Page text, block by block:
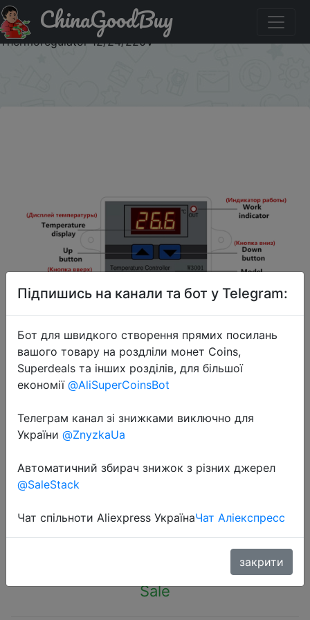
Знижка на W3001 Digital Control Temperature
Microcomputer Thermostat Switch Thermometer New
Thermoregulator 12/24/220V
ChinaGoodBuy
W3001 Digital Control Temperature
Microcomputer Thermostat Switch
Thermometer New Thermoregulator
12/24/220V
$3.03
Sale
Підпишись на канали та бот у Telegram:
Бот для швидкого створення прямих посилань
вашого товару на роздліли монет Coins,
Superdeals та інших розділів, для більшої
економії @AliSuperCoinsBot
Телеграм канал зі знижками виключно для
України @ZnyzkaUa
Автоматичний збирач знижок з різних джерел
@SaleStack
Чат спільноти Aliexpress УкраїнаЧат Аліекспресс
закрити